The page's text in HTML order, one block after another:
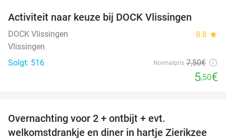
Activiteit naar keuze bij DOCK Vlissingen
DOCK Vlissingen 8.8 star
Vlissingen
Solgt: 516
Normalpris 7,50€
5,50€
Overnachting voor 2 + ontbijt + evt.
welkomstdrankje en diner in hartje Zierikzee